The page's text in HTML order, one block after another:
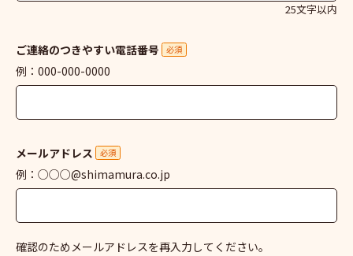
25文字以内
ご連絡のつきやすい電話番号 必須
例：000-000-0000
メールアドレス 必須
例：○○○@shimamura.co.jp
確認のためメールアドレスを再入力してください。